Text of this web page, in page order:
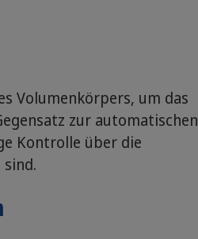
Volumenkörpers, um das
zur automatischen
Kontrolle über die